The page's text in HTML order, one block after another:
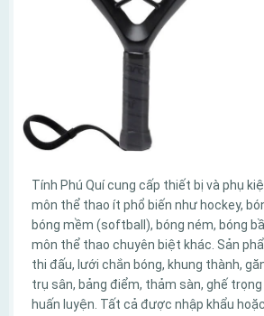
Tính Phú Quí cung cấp thiết bị và phụ
môn thể thao ít phổ biến như hockey,
bóng mềm (softball), bóng ném, bóng
môn thể thao chuyên biệt khác. Sản
thi đấu, lưới chắn bóng, khung thành,
trụ sân, bảng điểm, thảm sàn, ghế
huấn luyện. Tất cả được nhập khẩu